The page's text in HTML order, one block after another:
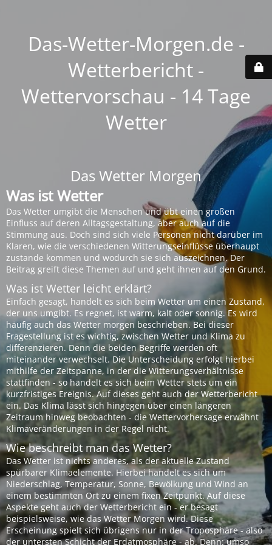
Das-Wetter-Morgen.de -
Wetterbericht -
Wettervorschau - 14 Tage
Wetter
Das Wetter Morgen
Was ist Wetter
Das Wetter umgibt die Menschen und übt einen großen
Einfluss auf deren Alltagsgestaltung, aber auch auf die
Stimmung aus. Doch sind sich viele Personen nicht darüber im
Klaren, wie die verschiedenen Witterungseinflüsse überhaupt
zustande kommen und wodurch sie sich auszeichnen. Der
Beitrag greift diese Themen auf und geht ihnen auf den Grund.
Was ist Wetter leicht erklärt?
Einfach gesagt, handelt es sich beim Wetter um einen Zustand,
der uns umgibt. Es regnet, ist warm, kalt oder sonnig. Es wird
häufig auch das Wetter morgen beschrieben. Bei dieser
Fragestellung ist es wichtig, zwischen Wetter und Klima zu
differenzieren. Denn die beiden Begriffe werden oft
miteinander verwechselt. Die Unterscheidung erfolgt hierbei
mithilfe der Zeitspanne, in der die Witterungsverhältnisse
stattfinden - so handelt es sich beim Wetter stets um ein
kurzfristiges Ereignis. Auf dieses geht auch der Wetterbericht
ein. Das Klima lässt sich hingegen über einen längeren
Zeitraum hinweg beobachten - die Wettervorhersage erwähnt
Klimaveränderungen in der Regel nicht.
Wie beschreibt man das Wetter?
Das Wetter ist nichts anderes, als der aktuelle Zustand
spürbarer Klimaelemente. Hierbei handelt es sich um
Niederschlag, Temperatur, Sonne, Bewölkung und Wind an
einem bestimmten Ort zu einem fixen Zeitpunkt. Auf diese
Aspekte geht auch der Wetterbericht ein - er besagt
beispielsweise, wie das Wetter Morgen wird. Diese
Erscheinung spielt sich übrigens nur in der Troposphäre - also
der untersten Schicht der Erdatmosphäre - ab. Denn: umso